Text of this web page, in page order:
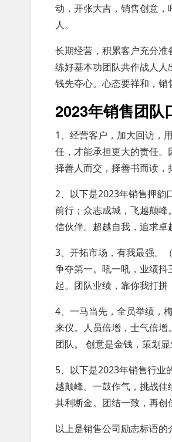
动，开张大吉，销售创意
人。
长期经营，积累客户充分
练好基本功团队共作战人
钱先夺心。心态要祥和，销
2023年销售团队
1、经营客户，加大回访，
任，才能承担更大的责任。
择善人而交，择善书而读，
2、以下是2023年销售押韵
前行；众志成城，飞越颠
信伙伴。超越自我，追求卓
3、开拓市场，有我最强。
争夺第一。吼一吼，业绩
起。团队业绩，靠你我打拼
4、一马当先，全员举绩，
来仪。人员倍增，士气倍
团队。 创意是金钱，策划
5、以下是2023年销售行业
越颠峰。一鼓作气，挑战
其利断金。团结一致，再创
以上是销售公司励志标语